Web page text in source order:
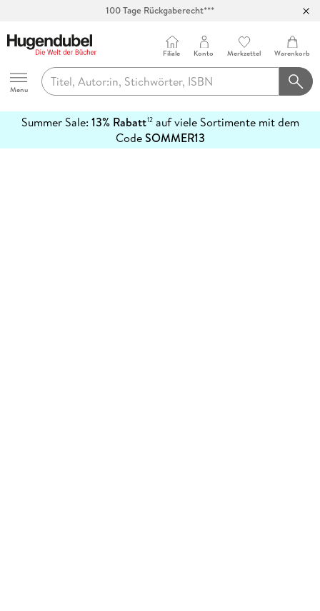
100 Tage Rückgaberecht***
Hugendubel
Menu
Filiale Konto Merkzettel Warenkorb
Summer Sale: 13% Rabatt12auf viele Sortimente mit dem
CodeSOMMER13
erfahren